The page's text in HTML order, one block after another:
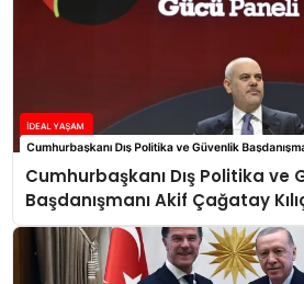
Cumhurbaşkanı Dış Politika ve
Başdanışmanı Akif Çağatay
Konuştu